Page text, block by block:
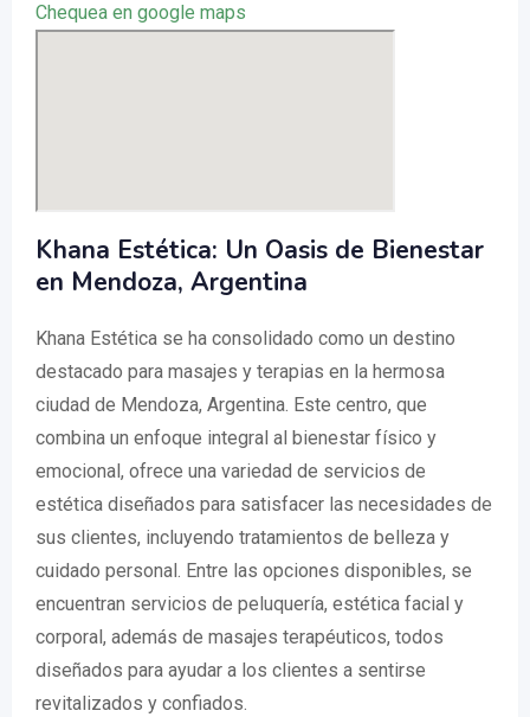
Chequea en google maps
Khana Estética: Un Oasis de Bienestar
en Mendoza, Argentina
Khana Estética se ha consolidado como un destino
destacado para masajes y terapias en la hermosa
ciudad de Mendoza, Argentina. Este centro, que
combina un enfoque integral al bienestar físico y
emocional, ofrece una variedad de servicios de
estética diseñados para satisfacer las necesidades de
sus clientes, incluyendo tratamientos de belleza y
cuidado personal. Entre las opciones disponibles, se
encuentran servicios de peluquería, estética facial y
corporal, además de masajes terapéuticos, todos
diseñados para ayudar a los clientes a sentirse
revitalizados y confiados.